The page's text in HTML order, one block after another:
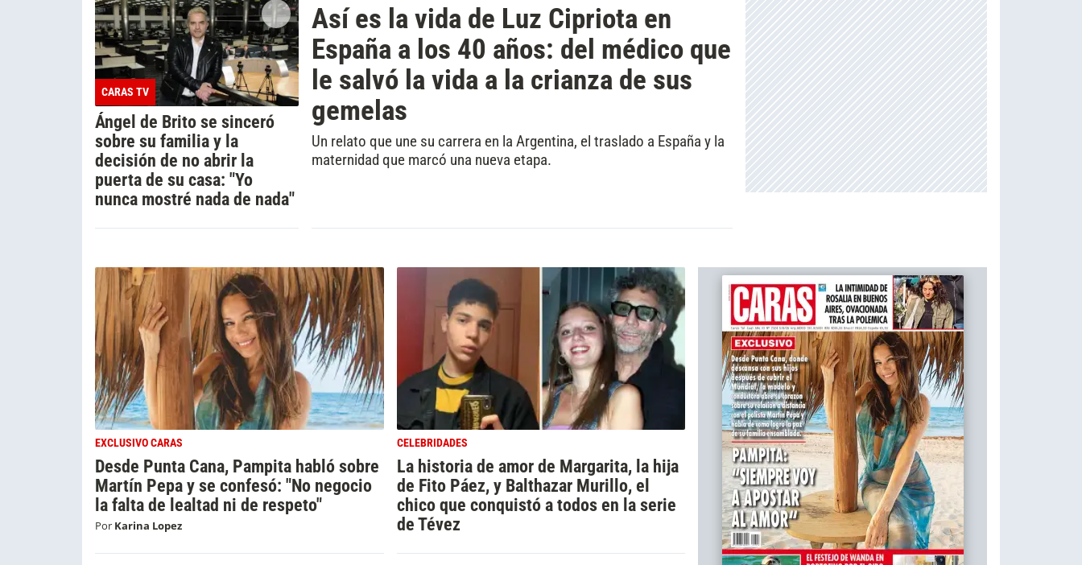
Así es la vida de Luz Cipriota en
España a los 40 años: del médico que
le salvó la vida a la crianza de sus
gemelas
Un relato que une su carrera en la Argentina, el traslado a España y la
maternidad que marcó una nueva etapa.
CARAS TV
Ángel de Brito se sinceró
sobre su familia y la
decisión de no abrir la
puerta de su casa: "Yo
nunca mostré nada de nada"
EXCLUSIVO CARAS
Desde Punta Cana, Pampita habló sobre
Martín Pepa y se confesó: "No negocio
la falta de lealtad ni de respeto"
Por Karina Lopez
CELEBRIDADES
La historia de amor de Margarita, la hija
de Fito Páez, y Balthazar Murillo, el
chico que conquistó a todos en la serie
de Tévez